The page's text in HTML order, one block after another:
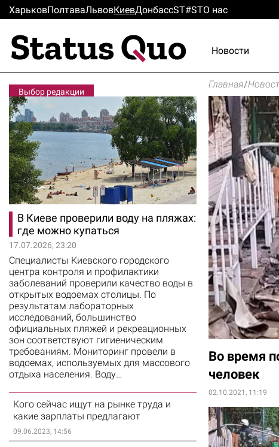
ХарьковПолтаваЛьвовКиевДонбассST#STО нас
Новости
Выбор редакции
В Киеве проверили воду на пляжах:
где можно купаться
17.07.2026, 23:20
Специалисты Киевского городского
центра контроля и профилактики
заболеваний проверили качество воды в
открытых водоемах столицы. По
результатам лабораторных
исследований, большинство
официальных пляжей и рекреационных
зон соответствуют гигиеническим
требованиям. Мониторинг провели в
водоемах, используемых для массового
отдыха населения. Воду…
Кого сейчас ищут на рынке труда и
какие зарплаты предлагают
09.06.2023, 14:56
Главная/
Во время
человек
02.10.2021, 11:19